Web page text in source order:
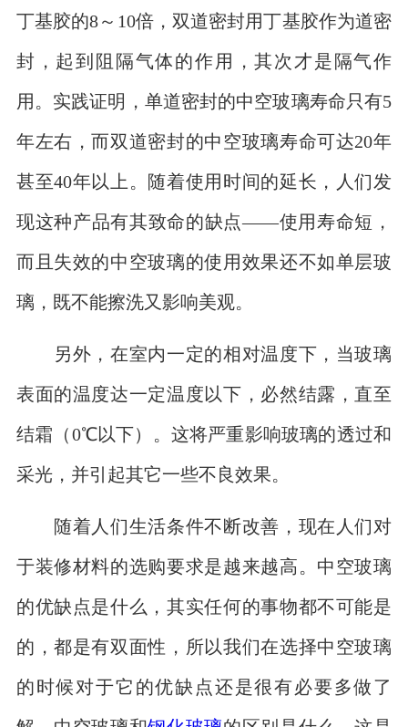
丁基胶的8～10倍，双道密封用丁基胶作为道密
封，起到阻隔气体的作用，其次才是隔气作
用。实践证明，单道密封的中空玻璃寿命只有5
年左右，而双道密封的中空玻璃寿命可达20年
甚至40年以上。随着使用时间的延长，人们发
现这种产品有其致命的缺点——使用寿命短，
而且失效的中空玻璃的使用效果还不如单层玻
璃，既不能擦洗又影响美观。
另外，在室内一定的相对温度下，当玻璃
表面的温度达一定温度以下，必然结露，直至
结霜（0℃以下）。这将严重影响玻璃的透过和
采光，并引起其它一些不良效果。
随着人们生活条件不断改善，现在人们对
于装修材料的选购要求是越来越高。中空玻璃
的优缺点是什么，其实任何的事物都不可能是
的，都是有双面性，所以我们在选择中空玻璃
的时候对于它的优缺点还是很有必要多做了